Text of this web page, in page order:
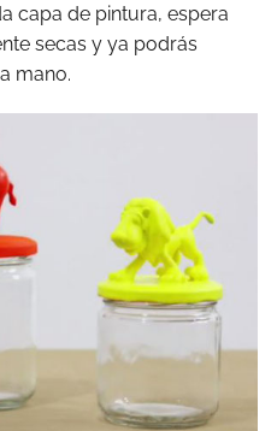
capa de pintura, espera
secas y ya podrás
mano.